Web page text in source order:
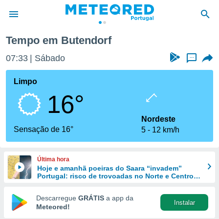
da
foi
fornecidas
a este
das
e
forma
digital
Tempo em Butendorf
07:33 Sábado ...
Limpo
16°
Sensação de 16°
Nordeste
5
12 km/h
Última hora
Hoje e amanhã poeiras do Saara “invadem”
Portugal: risco de trovoadas no Norte e Centro
Descarregue GRÁTIS a app da
Meteored!
Instalar